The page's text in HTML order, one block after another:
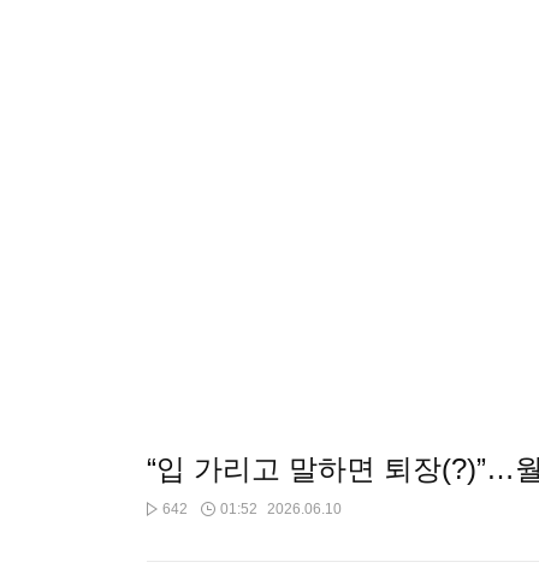
“입 가리고 말하면 퇴장(?)”…
642 01:52 2026.06.10